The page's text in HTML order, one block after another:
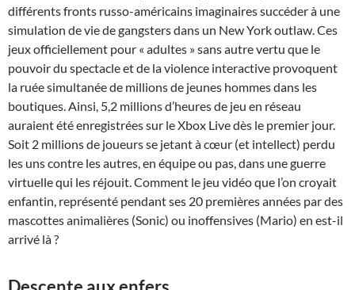
différents fronts russo-américains imaginaires succéder à une
simulation de vie de gangsters dans un New York outlaw. Ces
jeux officiellement pour « adultes » sans autre vertu que le
pouvoir du spectacle et de la violence interactive provoquent
la ruée simultanée de millions de jeunes hommes dans les
boutiques. Ainsi, 5,2 millions d’heures de jeu en réseau
auraient été enregistrées sur le Xbox Live dès le premier jour.
Soit 2 millions de joueurs se jetant à cœur (et intellect) perdu
les uns contre les autres, en équipe ou pas, dans une guerre
virtuelle qui les réjouit. Comment le jeu vidéo que l’on croyait
enfantin, représenté pendant ses 20 premières années par des
mascottes animalières (Sonic) ou inoffensives (Mario) en est-il
arrivé là ?